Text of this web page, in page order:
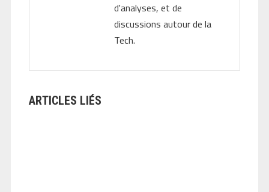
d'analyses, et de
discussions autour de la
Tech.
ARTICLES LIÉS